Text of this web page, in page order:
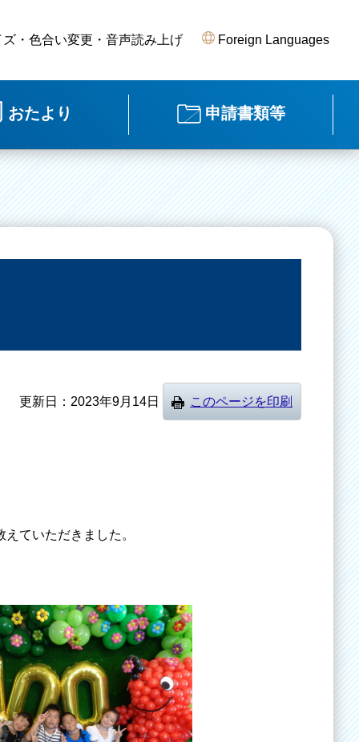
ズ・色合い変更・音声読み上げ Foreign Languages
おたより 申請書類等
更新日 2023年9月14日 このページを印刷
ていただきました。